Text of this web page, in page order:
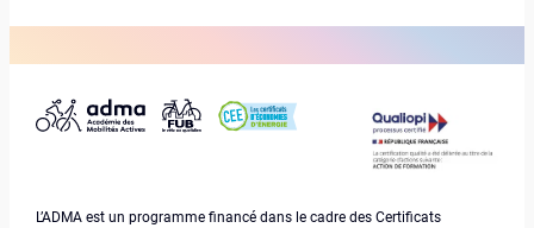
L’ADMA est un programme financé dans le cadre des Certificats